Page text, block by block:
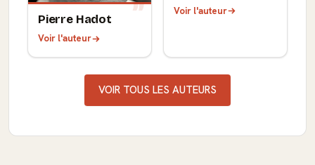
Pierre Hadot
Voir l'auteur
Voir l'auteur
VOIR TOUS LES AUTEURS